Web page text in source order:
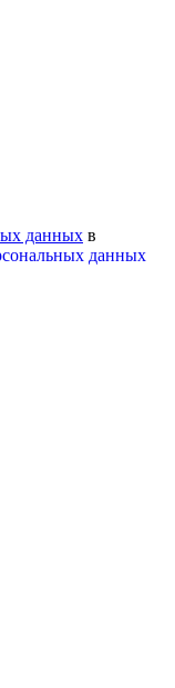
данных в
данных